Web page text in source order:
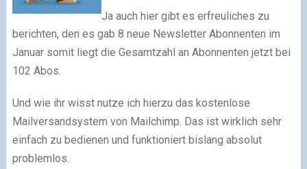
Ja auch hier gibt es erfreuliches zu
berichten, den es gab 8 neue Newsletter Abonnenten im
Januar somit liegt die Gesamtzahl an Abonnenten jetzt bei
102 Abos.
Und wie ihr wisst nutze ich hierzu das kostenlose
Mailversandsystem von Mailchimp. Das ist wirklich sehr
einfach zu bedienen und funktioniert bislang absolut
problemlos.